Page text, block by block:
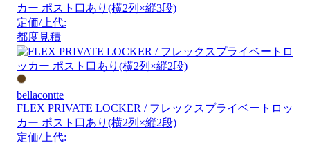
カー ポスト口あり(横2列×縦3段)
定価/上代:
都度見積
bellacontte
FLEX PRIVATE LOCKER / フレックスプライベートロッ
カー ポスト口あり(横2列×縦2段)
定価/上代: